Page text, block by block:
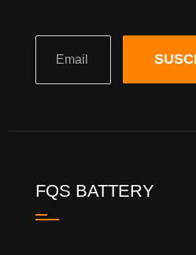
FQS BATTERY